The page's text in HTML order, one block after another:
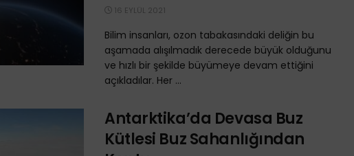
16 EYLÜL 2021
Bilim insanları, ozon tabakasındaki deliğin bu
aşamada alışılmadık derecede büyük olduğunu
ve hızlı bir şekilde büyümeye devam ettiğini
açıkladılar. Her ...
Antarktika’da Devasa Buz
Kütlesi Buz Sahanlığından